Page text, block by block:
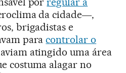
da cidade―,
brigadistas e
paracontrolar o
atingido uma área
costuma alagar no